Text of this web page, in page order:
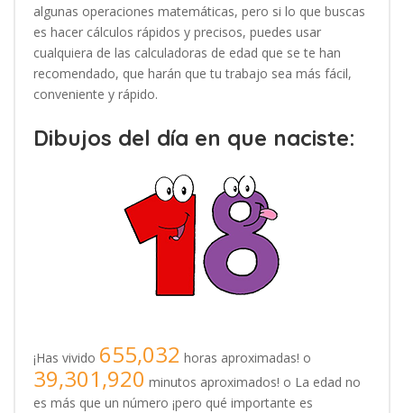
algunas operaciones matemáticas, pero si lo que buscas
es hacer cálculos rápidos y precisos, puedes usar
cualquiera de las calculadoras de edad que se te han
recomendado, que harán que tu trabajo sea más fácil,
conveniente y rápido.
Dibujos del día en que naciste:
¡Has vivido 655,032 horas aproximadas! o
39,301,920 minutos aproximados! o La edad no
es más que un número ¡pero qué importante es